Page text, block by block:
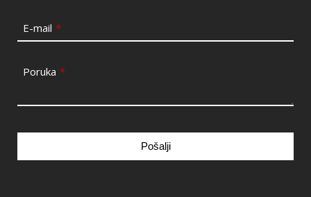
E-mail *
Poruka *
Pošalji